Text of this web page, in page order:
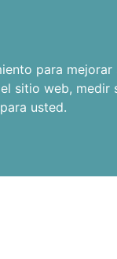
para
sitio web, medir
usted.